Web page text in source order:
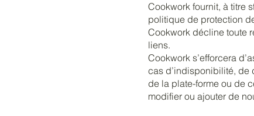
Cookwork fournit, à titre
politique de protection
Cookwork décline toute
liens.
Cookwork s’efforcera
cas d’indisponibilité, de
de la plate-forme ou de
modifier ou ajouter de